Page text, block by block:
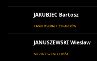
JAKUBIEC Bartosz
TANKERSKRAFT ŻYRARDÓW
JANUSZEWSKI Wiesław
NIEZRZESZENI ŁOMŻA